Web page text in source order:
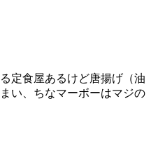
定食屋あるけど唐揚げ（油
い、ちなマーボーはマジの